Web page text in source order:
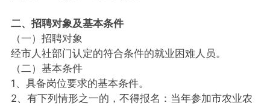
二、招聘对象及基本条件
（一）招聘对象
经市人社部门认定的符合条件的就业困难人员。
（二）基本条件
1、具备岗位要求的基本条件。
2、有下列情形之一的，不得报名：当年参加市农业农